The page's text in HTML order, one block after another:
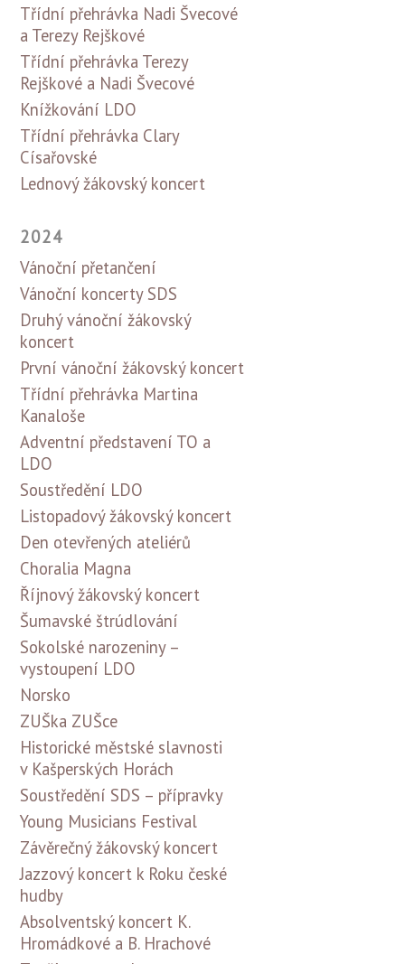
Třídní přehrávka Nadi Švecové
a Terezy Rejškové
Třídní přehrávka Terezy
Rejškové a Nadi Švecové
Knížkování LDO
Třídní přehrávka Clary
Císařovské
Lednový žákovský koncert
2024
Vánoční přetančení
Vánoční koncerty SDS
Druhý vánoční žákovský
koncert
První vánoční žákovský koncert
Třídní přehrávka Martina
Kanaloše
Adventní představení TO a
LDO
Soustředění LDO
Listopadový žákovský koncert
Den otevřených ateliérů
Choralia Magna
Říjnový žákovský koncert
Šumavské štrúdlování
Sokolské narozeniny –
vystoupení LDO
Norsko
ZUŠka ZUŠce
Historické městské slavnosti
v Kašperských Horách
Soustředění SDS – přípravky
Young Musicians Festival
Závěrečný žákovský koncert
Jazzový koncert k Roku české
hudby
Absolventský koncert K.
Hromádkové a B. Hrachové